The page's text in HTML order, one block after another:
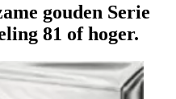
gouden Serie
81 of hoger.